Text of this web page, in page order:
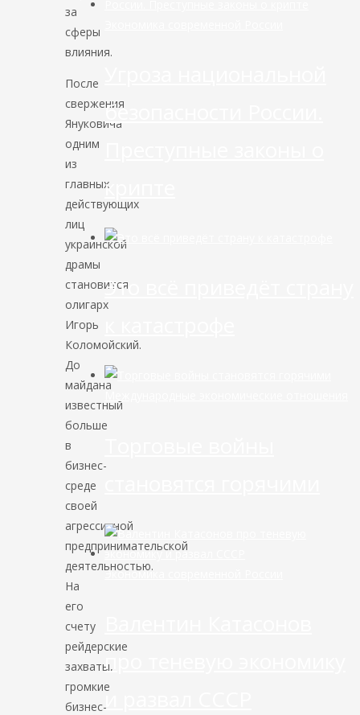
за
сферы
влияния.
После
свержения
Януковича
одним
из
главных
действующих
лиц
украинской
драмы
становится
олигарх
Игорь
Коломойский.
До
майдана
известный
больше
в
бизнес-
среде
своей
агрессивной
предпринимательской
деятельностью.
На
его
счету
рейдерские
захваты,
громкие
бизнес-
безопасности России.
крипте
Это всё приведёт страну
Экономика современной России
про теневую экономику
и развал СССР